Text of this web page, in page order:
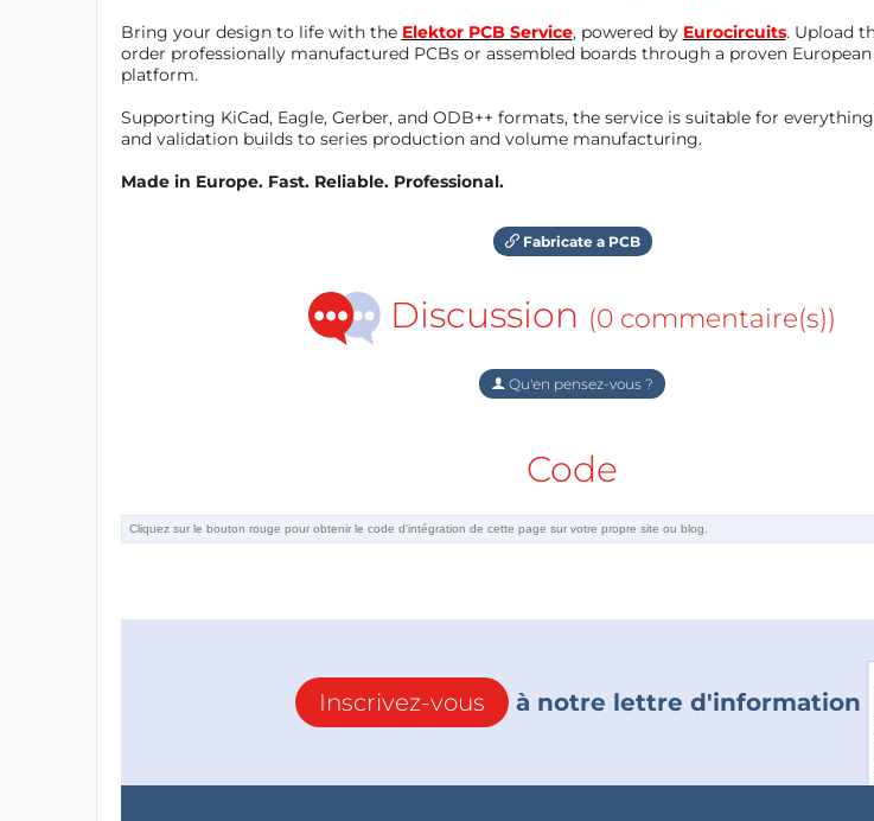
Bring your design to life with the Elektor PCB Service, powered by Eurocircuits. Upload
order professionally manufactured PCBs or assembled boards through a proven
platform.
Supporting KiCad, Eagle, Gerber, and ODB++ formats, the service is suitable for
and validation builds to series production and volume manufacturing.
Made in Europe. Fast. Reliable. Professional.
Fabricate a PCB
Discussion (0 commentaire(s))
Qu'en pensez-vous ?
Code
Inscrivez-vous à notre lettre d'information